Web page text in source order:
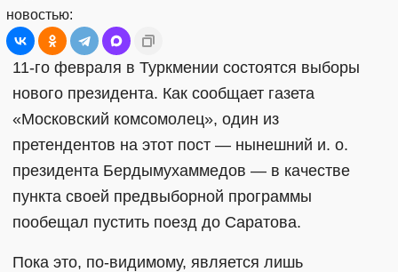
новостью:
11-го февраля в Туркмении состоятся выборы
нового президента. Как сообщает газета
«Московский комсомолец», один из
претендентов на этот пост — нынешний и. о.
президента Бердымухаммедов — в качестве
пункта своей предвыборной программы
пообещал пустить поезд до Саратова.
Пока это, по-видимому, является лишь